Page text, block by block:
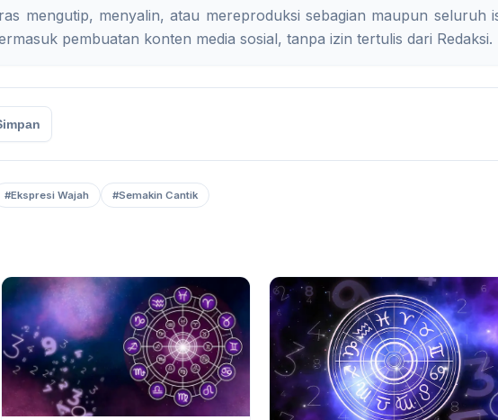
mengutip, menyalin, atau mereproduksi sebagian maupun seluruh
pembuatan konten media sosial, tanpa izin tertulis dari Redaksi.
#Ekspresi Wajah #Semakin Cantik